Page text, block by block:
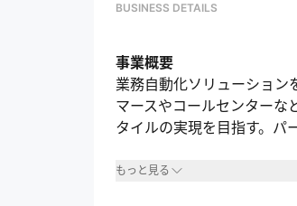
BUSINESS DETAILS
事業概要
業務自動化ソリューション
マースやコールセンターな
タイルの実現を目指す。パ
事業領域
もっと見る